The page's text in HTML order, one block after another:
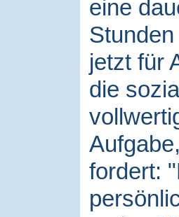
eine
jetzt für
die
fordert: